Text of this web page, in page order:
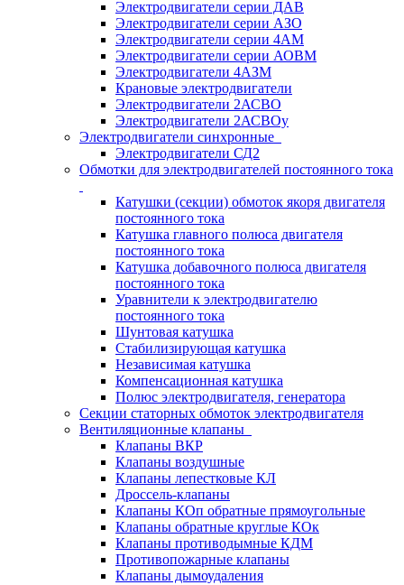
Электродвигатели серии ДАВ
Электродвигатели серии АЗО
Электродвигатели серии 4АМ
Электродвигатели серии АОВМ
Электродвигатели 4АЗМ
Крановые электродвигатели
Электродвигатели 2АСВО
Электродвигатели 2АСВОу
Электродвигатели синхронные
Электродвигатели СД2
Обмотки для электродвигателей постоянного тока
Катушки (секции) обмоток якоря двигателя
постоянного тока
Катушка главного полюса двигателя
постоянного тока
Катушка добавочного полюса двигателя
постоянного тока
Уравнители к электродвигателю
постоянного тока
Шунтовая катушка
Стабилизирующая катушка
Независимая катушка
Компенсационная катушка
Полюс электродвигателя, генератора
Секции статорных обмоток электродвигателя
Вентиляционные клапаны
Клапаны ВКР
Клапаны воздушные
Клапаны лепестковые КЛ
Дроссель-клапаны
Клапаны КОп обратные прямоугольные
Клапаны обратные круглые КОк
Клапаны противодымные КДМ
Противопожарные клапаны
Клапаны дымоудаления